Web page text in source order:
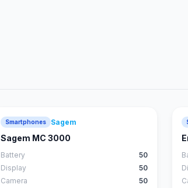
Smartphones Sagem
Sagem MC 3000
Battery
50
Display
50
Camera
50